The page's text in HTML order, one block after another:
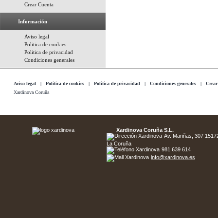
Crear Cuenta
Información
Aviso legal
Politica de cookies
Politica de privacidad
Condiciones generales
Aviso legal | Politica de cookies | Politica de privacidad | Condiciones generales |
Xardinova Coruña
Xardinova Coruña S.L.
Av. Mariñas, 307
La Coruña
981 639 614
info@xardinova.es